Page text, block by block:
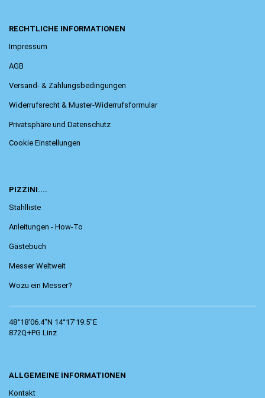
RECHTLICHE INFORMATIONEN
Impressum
AGB
Versand- & Zahlungsbedingungen
Widerrufsrecht & Muster-Widerrufsformular
Privatsphäre und Datenschutz
Cookie Einstellungen
PIZZINI....
Stahlliste
Anleitungen - How-To
Gästebuch
Messer Weltweit
Wozu ein Messer?
48°18'06.4"N 14°17'19.5"E
872Q+PG Linz
ALLGEMEINE INFORMATIONEN
Kontakt